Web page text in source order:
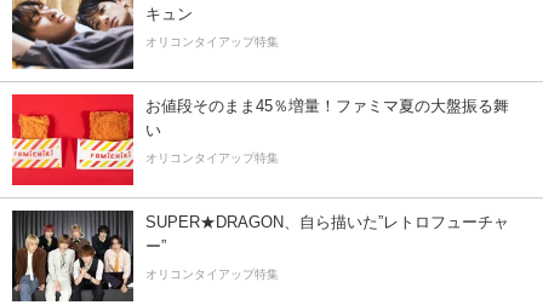
キュン
オリコンタイアップ特集
お値段そのまま45％増量！ファミマ夏の大盤振る舞
い
オリコンタイアップ特集
SUPER★DRAGON、自ら描いた”レトロフューチャ
ー”
オリコンタイアップ特集